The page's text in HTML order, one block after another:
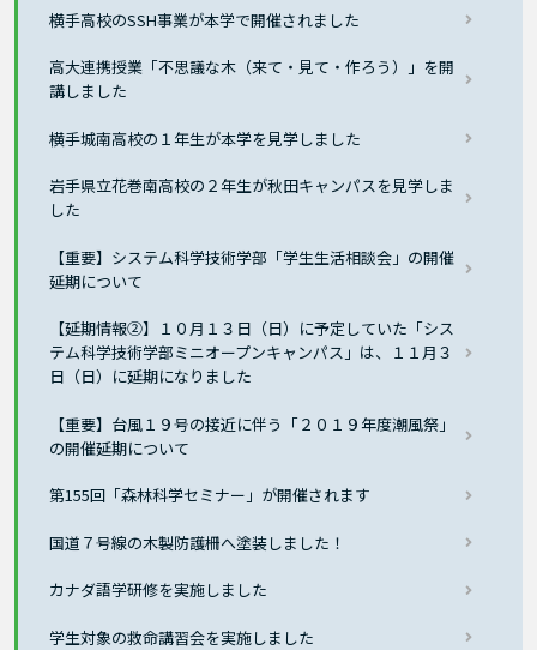
横手高校のSSH事業が本学で開催されました
高大連携授業「不思議な木（来て・見て・作ろう）」を開
講しました
横手城南高校の１年生が本学を見学しました
岩手県立花巻南高校の２年生が秋田キャンパスを見学しま
した
【重要】システム科学技術学部「学生生活相談会」の開催
延期について
【延期情報②】１０月１３日（日）に予定していた「シス
テム科学技術学部ミニオープンキャンパス」は、１１月３
日（日）に延期になりました
【重要】台風１９号の接近に伴う「２０１９年度潮風祭」
の開催延期について
第155回「森林科学セミナー」が開催されます
国道７号線の木製防護柵へ塗装しました！
カナダ語学研修を実施しました
学生対象の救命講習会を実施しました